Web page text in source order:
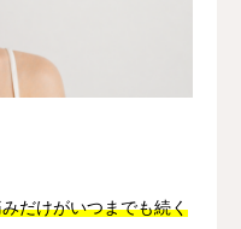
だけがいつまでも続く
Español 한국어